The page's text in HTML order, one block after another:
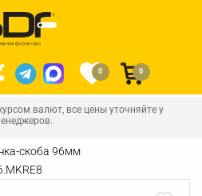
0 0
валют, все цены уточняйте у
скоба 96мм